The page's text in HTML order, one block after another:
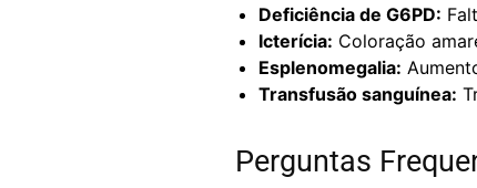
Deficiência de G6PD:
Icterícia: Coloração
Esplenomegalia:
Transfusão sanguínea:
Perguntas